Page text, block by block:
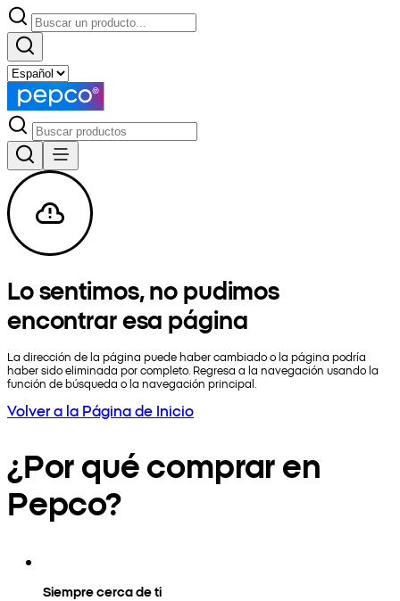
Lo sentimos, no pudimos
encontrar esa página
La dirección de la página puede haber cambiado o la página podría
haber sido eliminada por completo. Regresa a la navegación usando la
función de búsqueda o la navegación principal.
Volver a la Página de Inicio
¿Por qué comprar en
Pepco?
Siempre cerca de ti